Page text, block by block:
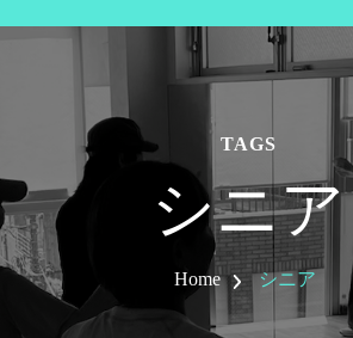
TAGS
シニア
Home シニア